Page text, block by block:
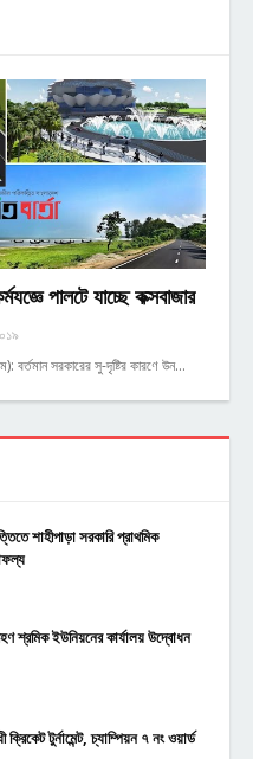
পালটে যাচ্ছে কক্সবাজার
সরকারের সু-দৃষ্টির কারণে উন…
শাহীপাড়া সরকারি প্রাথমিক
শ্রমিক ইউনিয়নের কার্যালয় উদ্বোধন
ক্রিকেট টুর্নামেন্ট, চ্যাম্পিয়ন ৭ নং ওয়ার্ড